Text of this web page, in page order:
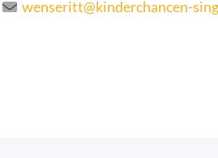
wenseritt@kinderchancen-